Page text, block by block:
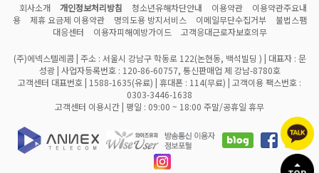
회사소개 개인정보처리방침 청소년유해차단안내 이용약관
이용약관주요내
용
제휴 요금제 이용약관 명의도용 방지서비스 이메일무단수집거부
불법스팸
대응센터
이용자피해예방가이드 고객응대근로자보호의무
(주)에넥스텔레콤 | 주소 : 서울시 강남구 학동로 122(논현동, 백석빌딩 ) | 대표자 : 문
성광 | 사업자등록번호 : 120-86-60757, 통신판매업 제 강남-8780호
고객센터 대표번호 | 1588-1635(유료) | 휴대폰 : 114(무료) | 고객이용 팩스번호 :
0303-3446-1638
고객센터 이용시간 | 평일 : 09:00 ~ 18:00 주말/공휴일 휴무